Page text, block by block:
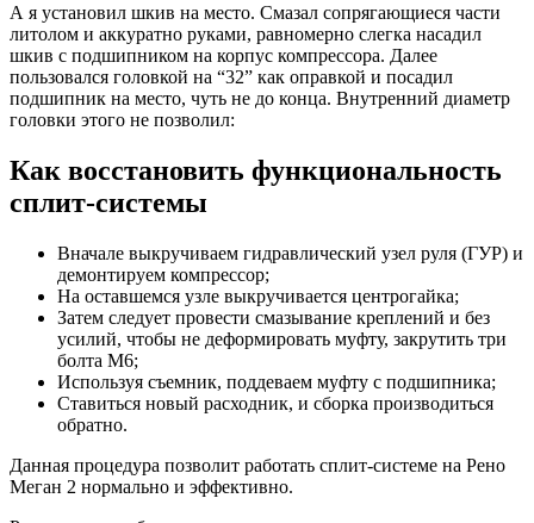
А я установил шкив на место. Смазал сопрягающиеся части
литолом и аккуратно руками, равномерно слегка насадил
шкив с подшипником на корпус компрессора. Далее
пользовался головкой на “32” как оправкой и посадил
подшипник на место, чуть не до конца. Внутренний диаметр
головки этого не позволил:
Как восстановить функциональность
сплит-системы
Вначале выкручиваем гидравлический узел руля (ГУР) и
демонтируем компрессор;
На оставшемся узле выкручивается центрогайка;
Затем следует провести смазывание креплений и без
усилий, чтобы не деформировать муфту, закрутить три
болта М6;
Используя съемник, поддеваем муфту с подшипника;
Ставиться новый расходник, и сборка производиться
обратно.
Данная процедура позволит работать сплит-системе на Рено
Меган 2 нормально и эффективно.